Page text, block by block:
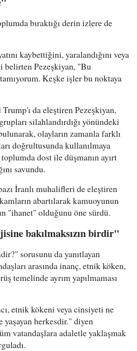
bıraktığı derin izlere de
kaybettiğini, yaralandığını veya
belirten Pezeşkiyan, "Bu
Keşke işler bu noktaya
da eleştiren Pezeşkiyan,
silahlandırdığı yönündeki
olayların zamanla farklı
doğrultusunda kullanılmaya
toplumda dost ile düşmanın ayırt
savundu.
İranlı muhalifleri de eleştiren
abartılarak kamuoyunun
"ihanet" olduğunu öne sürdü.
bakılmaksızın birdir"
sorusunu da yanıtlayan
arasında inanç, etnik köken,
temelinde ayrım yapılmaması
etnik kökeni veya cinsiyeti ne
yaşayan herkesdir." diyen
vatandaşlara adaletle yaklaşmak